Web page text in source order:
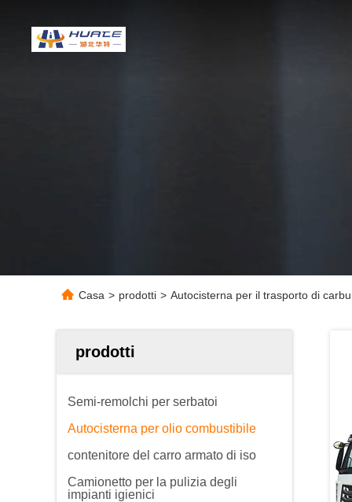
Casa > prodotti > Autocisterna per il trasporto di
prodotti
Semi-remolchi per serbatoi
Autocisterna per olio combustibile
contenitore del carro armato di iso
Camionetto per la pulizia degli
impianti igienici